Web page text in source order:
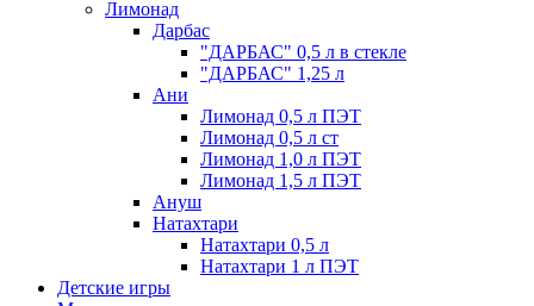
Лимонад
Дарбас
"ДАРБАС" 0,5 л в стекле
"ДАРБАС" 1,25 л
Ани
Лимонад 0,5 л ПЭТ
Лимонад 0,5 л ст
Лимонад 1,0 л ПЭТ
Лимонад 1,5 л ПЭТ
Ануш
Натахтари
Натахтари 0,5 л
Натахтари 1 л ПЭТ
Детские игры